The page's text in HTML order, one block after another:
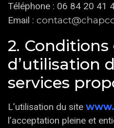
Téléphone : 06 84 20 41
Email :
2.
d’utilisation
services
L’utilisation du site
l’acceptation pleine et